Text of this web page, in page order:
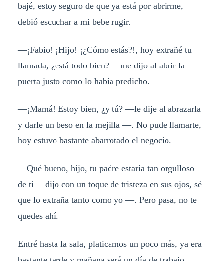
bajé, estoy seguro de que ya está por abrirme,
debió escuchar a mi bebe rugir.
—¡Fabio! ¡Hijo! ¡¿Cómo estás?!, hoy extrañé tu
llamada, ¿está todo bien? —me dijo al abrir la
puerta justo como lo había predicho.
—¡Mamá! Estoy bien, ¿y tú? —le dije al abrazarla
y darle un beso en la mejilla —. No pude llamarte,
hoy estuvo bastante abarrotado el negocio.
—Qué bueno, hijo, tu padre estaría tan orgulloso
de ti —dijo con un toque de tristeza en sus ojos, sé
que lo extraña tanto como yo —. Pero pasa, no te
quedes ahí.
Entré hasta la sala, platicamos un poco más, ya era